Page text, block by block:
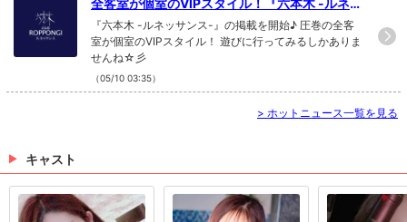
全客室が個室のVIPスタイル！『六本木 -ルネ
ッサンス-』☆
『六本木 -ルネッサンス-』の掲載を開始♪ 圧巻の全客
室が個室のVIPスタイル！ 遊びに行ってみるしかありま
せんね☆彡
（05/10 03:35）
> ホットニュース一覧を見る
キャスト